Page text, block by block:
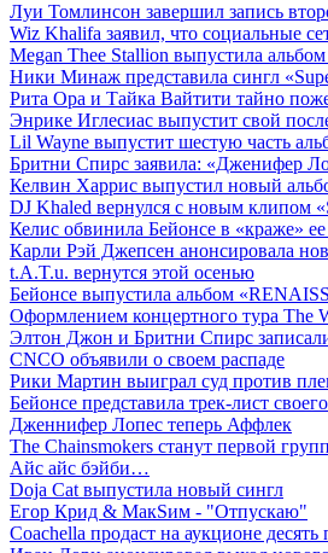
Луи Томлинсон завершил запись
Wiz Khalifa заявил, что социальные
Megan Thee Stallion выпустила
Ники Минаж представила сингл
Рита Ора и Тайка Вайтити тайно
Энрике Иглесиас выпустит свой
Lil Wayne выпустит шестую часть
Бритни Спирс заявила: «Дженифер
Келвин Харрис выпустил новый
DJ Khaled вернулся с новым клипом
Келис обвинила Бейонсе в «краже»
Карли Рэй Джепсен анонсировала
t.A.T.u. вернутся этой осенью
Бейонсе выпустила альбом
Оформлением концертного тура The
Элтон Джон и Бритни Спирс
CNCO объявили о своем распаде
Рики Мартин выиграл суд против
Бейонсе представила трек-лист
Дженнифер Лопес теперь Аффлек
The Chainsmokers станут первой
Айс айс бэйби…
Doja Cat выпустила новый сингл
Егор Крид & МакSим - "Отпускаю"
Coachella продаст на аукционе